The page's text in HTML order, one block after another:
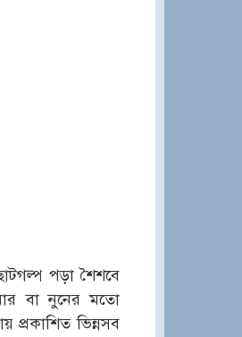
পড়া শৈশবে
বা নুনের মতো
প্রকাশিত ভিন্নসব